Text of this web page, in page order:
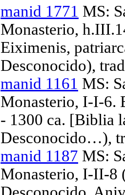
manid 1771 MS:
Monasterio,
Eiximenis,
Desconocido),
manid 1161 MS:
Monasterio, I-I-6.
- 1300 ca. [Biblia
Desconocido…),
manid 1187 MS:
Monasterio, I-II-8